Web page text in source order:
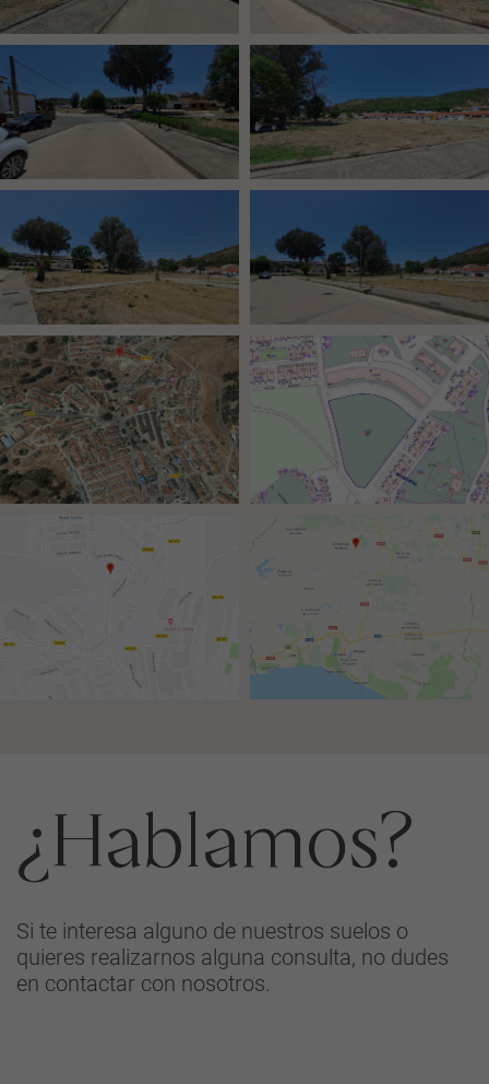
¿Hablamos?
Si te interesa alguno de nuestros suelos o
quieres realizarnos alguna consulta, no dudes
en contactar con nosotros.